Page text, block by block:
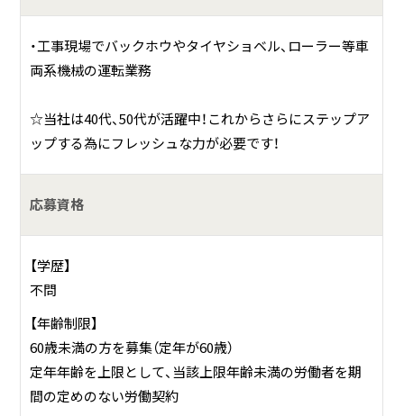
ける縁石整備、その道路の下に水道管や雨水・汚水を流す下
水管、マンホール等の整備工事を行っています。
ンや病院のような大規模な施設の駐車場や排水施設の整備、
擁壁など構造物の築造工事など様々な外構工事を行ってい
ます。
・工事現場でバックホウやタイヤショベル、ローラー等車
両系機械の運転業務
☆当社は40代、50代が活躍中！これからさらにステップア
ップする為にフレッシュな力が必要です！
応募資格
【学歴】
不問
【年齢制限】
60歳未満の方を募集（定年が60歳）
定年年齢を上限として、当該上限年齢未満の労働者を期
間の定めのない労働契約